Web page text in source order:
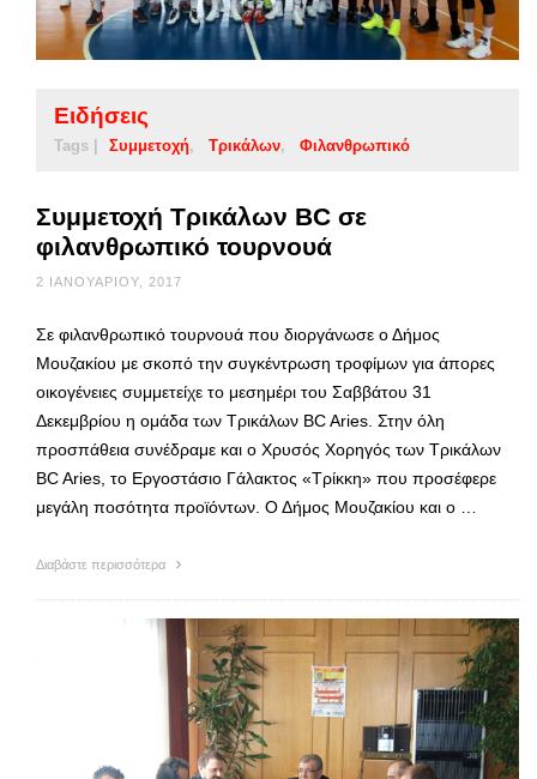
Ειδήσεις
Tags | Συμμετοχή Τρικάλων Φιλανθρωπικό
Συμμετοχή Τρικάλων BC σε
φιλανθρωπικό τουρνουά
2 ΙΑΝΟΥΑΡΊΟΥ, 2017
Σε φιλανθρωπικό τουρνουά που διοργάνωσε ο Δήμος
Μουζακίου με σκοπό την συγκέντρωση τροφίμων για άπορες
οικογένειες συμμετείχε το μεσημέρι του Σαββάτου 31
Δεκεμβρίου η ομάδα των Τρικάλων BC Aries. Στην όλη
προσπάθεια συνέδραμε και ο Χρυσός Χορηγός των Τρικάλων
BC Aries, το Εργοστάσιο Γάλακτος «Τρίκκη» που προσέφερε
μεγάλη ποσότητα προϊόντων. Ο Δήμος Μουζακίου και ο …
Διαβάστε περισσότερα